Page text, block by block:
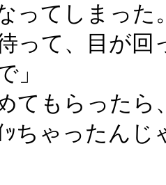
ってしまった
って、目が
」
てもらったら
ちゃったんじ